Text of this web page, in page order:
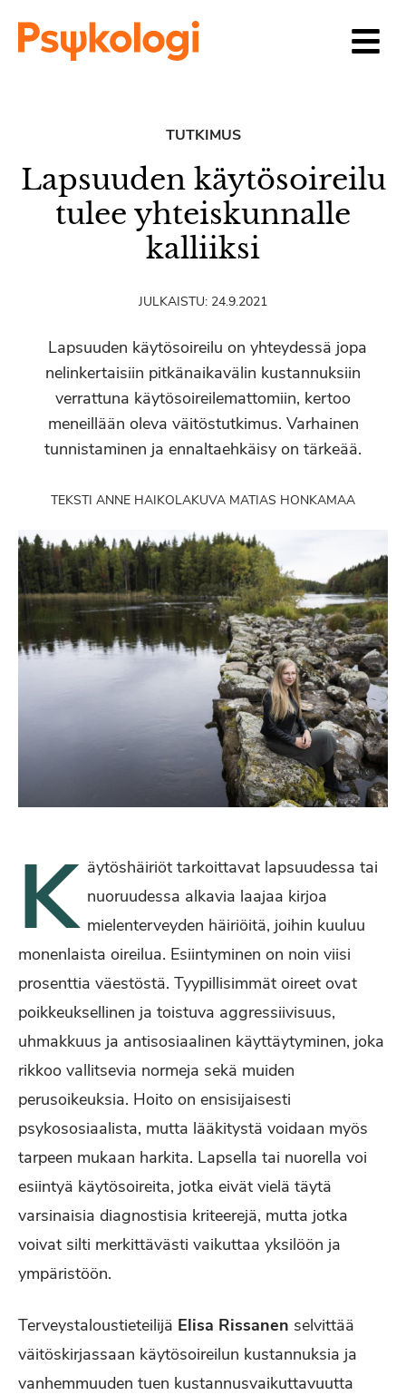
TUTKIMUS
Lapsuuden käytösoireilu
tulee yhteiskunnalle
kalliiksi
JULKAISTU: 24.9.2021
Lapsuuden käytösoireilu on yhteydessä jopa
nelinkertaisiin pitkänaikavälin kustannuksiin
verrattuna käytösoireilemattomiin, kertoo
meneillään oleva väitöstutkimus. Varhainen
tunnistaminen ja ennaltaehkäisy on tärkeää.
TEKSTI ANNE HAIKOLAKUVA MATIAS HONKAMAA
K äytöshäiriöt tarkoittavat lapsuudessa tai
nuoruudessa alkavia laajaa kirjoa
mielenterveyden häiriöitä, joihin kuuluu
monenlaista oireilua. Esiintyminen on noin viisi
prosenttia väestöstä. Tyypillisimmät oireet ovat
poikkeuksellinen ja toistuva aggressiivisuus,
uhmakkuus ja antisosiaalinen käyttäytyminen, joka
rikkoo vallitsevia normeja sekä muiden
perusoikeuksia. Hoito on ensisijaisesti
psykososiaalista, mutta lääkitystä voidaan myös
tarpeen mukaan harkita. Lapsella tai nuorella voi
esiintyä käytösoireita, jotka eivät vielä täytä
varsinaisia diagnostisia kriteerejä, mutta jotka
voivat silti merkittävästi vaikuttaa yksilöön ja
ympäristöön.
Terveystaloustieteilijä Elisa Rissanen selvittää
väitöskirjassaan käytösoireilun kustannuksia ja
vanhemmuuden tuen kustannusvaikuttavuutta